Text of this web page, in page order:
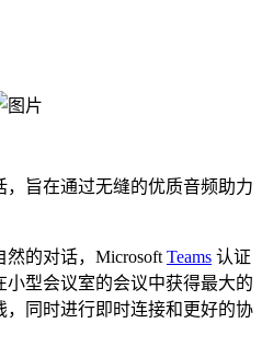
旨在通过无缝的优质音频助力
的对话，Microsoft Teams 认证
型会议室的会议中获得最大的
同时进行即时连接和更好的协